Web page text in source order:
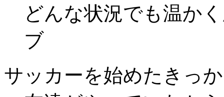
どんな状況でも温か
ブ
サッカーを始めたきっ